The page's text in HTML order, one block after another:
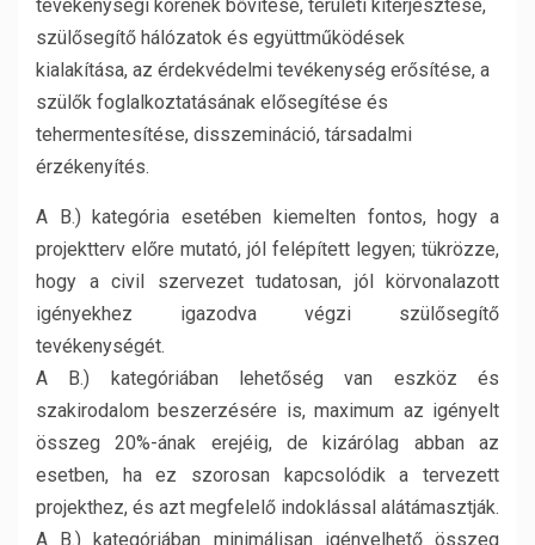
tevékenységi körének bővítése, területi kiterjesztése,
szülősegítő hálózatok és együttműködések
kialakítása, az érdekvédelmi tevékenység erősítése, a
szülők foglalkoztatásának elősegítése és
tehermentesítése, disszemináció, társadalmi
érzékenyítés.
A B.) kategória esetében kiemelten fontos, hogy a
projektterv előre mutató, jól felépített legyen; tükrözze,
hogy a civil szervezet tudatosan, jól körvonalazott
igényekhez igazodva végzi szülősegítő
tevékenységét.
A B.) kategóriában lehetőség van eszköz és
szakirodalom beszerzésére is, maximum az igényelt
összeg 20%-ának erejéig, de kizárólag abban az
esetben, ha ez szorosan kapcsolódik a tervezett
projekthez, és azt megfelelő indoklással alátámasztják.
A B.) kategóriában minimálisan igényelhető összeg